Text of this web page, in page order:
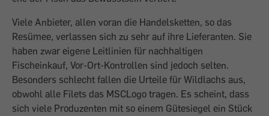
Viele Anbieter, allen voran die Handelsketten, so das
Resümee, verlassen sich zu sehr auf ihre Lieferanten. Sie
haben zwar eigene Leitlinien für nachhaltigen
Fischeinkauf, Vor-Ort-Kontrollen sind jedoch selten.
Besonders schlecht fallen die Urteile für Wildlachs aus,
obwohl alle Filets das MSCLogo tragen. Es scheint, dass
sich viele Produzenten mit so einem Gütesiegel ein Stück